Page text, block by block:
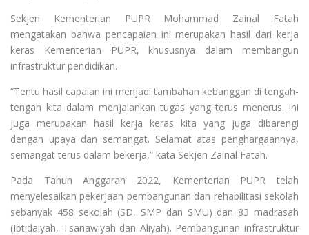
Sekjen Kementerian PUPR Mohammad Zainal Fatah
mengatakan bahwa pencapaian ini merupakan hasil dari kerja
keras Kementerian PUPR, khususnya dalam membangun
infrastruktur pendidikan.
“Tentu hasil capaian ini menjadi tambahan kebanggan di tengah-
tengah kita dalam menjalankan tugas yang terus menerus. Ini
juga merupakan hasil kerja keras kita yang juga dibarengi
dengan upaya dan semangat. Selamat atas penghargaannya,
semangat terus dalam bekerja,” kata Sekjen Zainal Fatah.
Pada Tahun Anggaran 2022, Kementerian PUPR telah
menyelesaikan pekerjaan pembangunan dan rehabilitasi sekolah
sebanyak 458 sekolah (SD, SMP dan SMU) dan 83 madrasah
(Ibtidaiyah, Tsanawiyah dan Aliyah). Pembangunan infrastruktur